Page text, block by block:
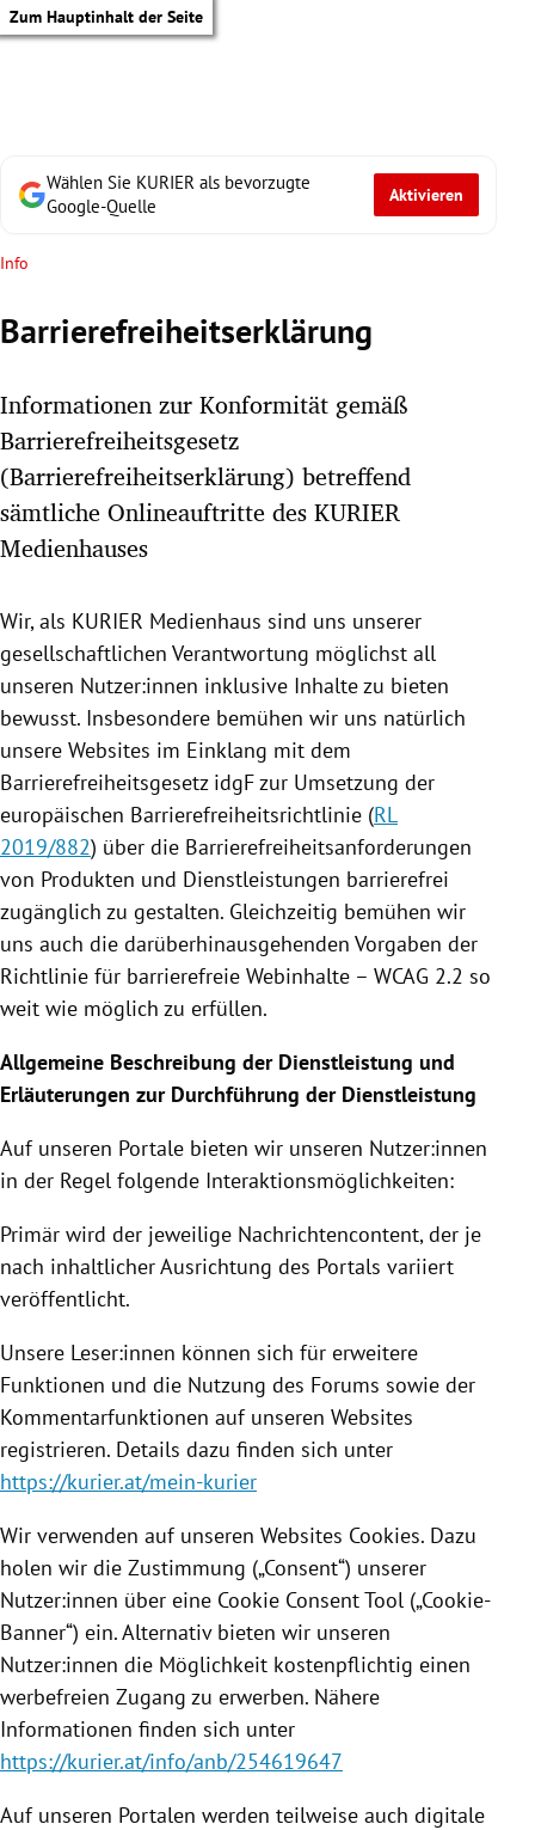
Zum Hauptinhalt der Seite
Untermenü
Untermenü
Untermenü
Untermenü
Untermenü
Untermenü
Untermenü
Untermenü
Untermenü
Wählen Sie KURIER als bevorzugte
Google-Quelle
Aktivieren
Info
Barrierefreiheitserklärung
Informationen zur Konformität gemäß
Barrierefreiheitsgesetz
(Barrierefreiheitserklärung) betreffend
sämtliche Onlineauftritte des KURIER
Medienhauses
Wir, als KURIER Medienhaus sind uns unserer
gesellschaftlichen Verantwortung möglichst all
unseren Nutzer:innen inklusive Inhalte zu bieten
bewusst. Insbesondere bemühen wir uns natürlich
unsere Websites im Einklang mit dem
Barrierefreiheitsgesetz idgF zur Umsetzung der
europäischen Barrierefreiheitsrichtlinie (RL
2019/882) über die Barrierefreiheitsanforderungen
von Produkten und Dienstleistungen barrierefrei
zugänglich zu gestalten. Gleichzeitig bemühen wir
uns auch die darüberhinausgehenden Vorgaben der
Richtlinie für barrierefreie Webinhalte – WCAG 2.2 so
weit wie möglich zu erfüllen.
Allgemeine Beschreibung der Dienstleistung und
Erläuterungen zur Durchführung der Dienstleistung
Auf unseren Portale bieten wir unseren Nutzer:innen
in der Regel folgende Interaktionsmöglichkeiten:
Primär wird der jeweilige Nachrichtencontent, der je
nach inhaltlicher Ausrichtung des Portals variiert
veröffentlicht.
Unsere Leser:innen können sich für erweitere
Funktionen und die Nutzung des Forums sowie der
Kommentarfunktionen auf unseren Websites
registrieren. Details dazu finden sich unter
https://kurier.at/mein-kurier
Wir verwenden auf unseren Websites Cookies. Dazu
holen wir die Zustimmung („Consent“) unserer
Nutzer:innen über eine Cookie Consent Tool („Cookie-
Banner“) ein. Alternativ bieten wir unseren
Nutzer:innen die Möglichkeit kostenpflichtig einen
werbefreien Zugang zu erwerben. Nähere
Informationen finden sich unter
https://kurier.at/info/anb/254619647
Auf unseren Portalen werden teilweise auch digitale